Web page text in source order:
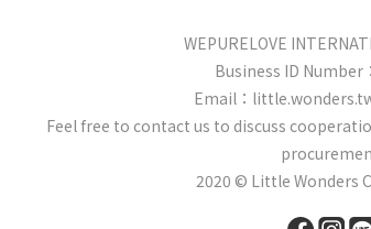
WEPURELOVE
Business ID Number
Email：
Feel free to contact us to discuss
2020 © Little Wonders